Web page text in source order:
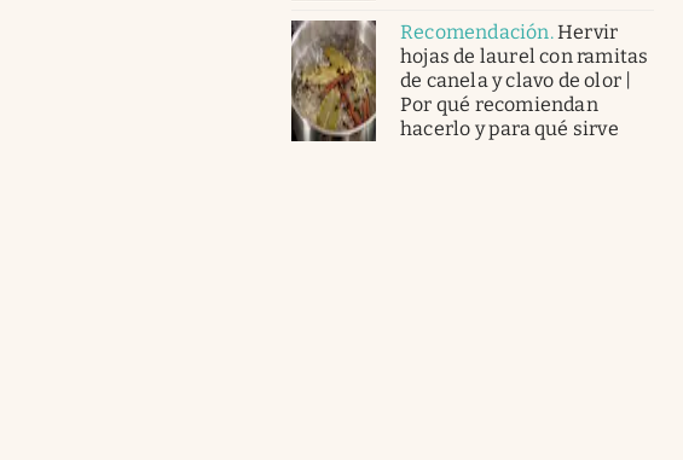
Recomendación.Hervir
hojas de laurel con ramitas
de canela y clavo de olor |
Por qué recomiendan
hacerlo y para qué sirve